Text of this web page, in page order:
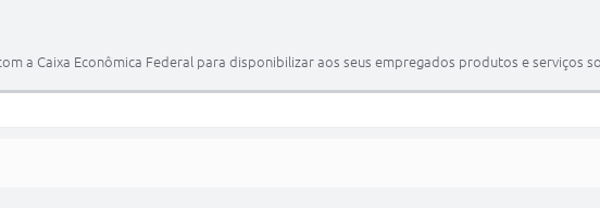
a Caixa Econômica Federal para disponibilizar aos seus empregados produtos e serviços